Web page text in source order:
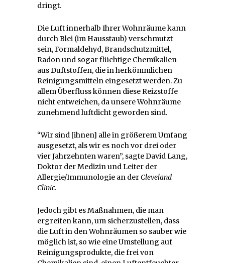
dringt.
Die Luft innerhalb Ihrer Wohnräume kann
durch Blei (im Hausstaub) verschmutzt
sein, Formaldehyd, Brandschutzmittel,
Radon und sogar flüchtige Chemikalien
aus Duftstoffen, die in herkömmlichen
Reinigungsmitteln eingesetzt werden. Zu
allem Überfluss können diese Reizstoffe
nicht entweichen, da unsere Wohnräume
zunehmend luftdicht geworden sind.
“Wir sind [ihnen] alle in größerem Umfang
ausgesetzt, als wir es noch vor drei oder
vier Jahrzehnten waren”, sagte David Lang,
Doktor der Medizin und Leiter der
Allergie/Immunologie an derCleveland
Clinic.
Jedoch gibt es Maßnahmen, die man
ergreifen kann, um sicherzustellen, dass
die Luft in den Wohnräumen so sauber wie
möglich ist, so wie eine Umstellung auf
Reinigungsprodukte, die frei von